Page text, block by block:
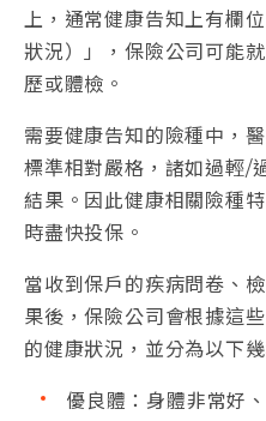
上，通常健康告知上有欄
狀況）」，保險公司可能
歷或體檢。
需要健康告知的險種中，
標準相對嚴格，諸如過輕/
結果。因此健康相關險種
時盡快投保。
當收到保戶的疾病問卷、
果後，保險公司會根據這
的健康狀況，並分為以下幾
優良體：身體非常好